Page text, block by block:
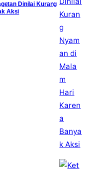
Dinilai Kurang
Aksi